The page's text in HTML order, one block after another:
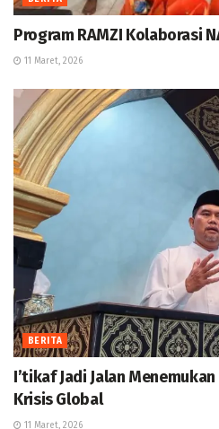
Program RAMZI Kolaborasi
11 Maret, 2026
BERITA
I’tikaf Jadi Jalan
Krisis Global
11 Maret, 2026